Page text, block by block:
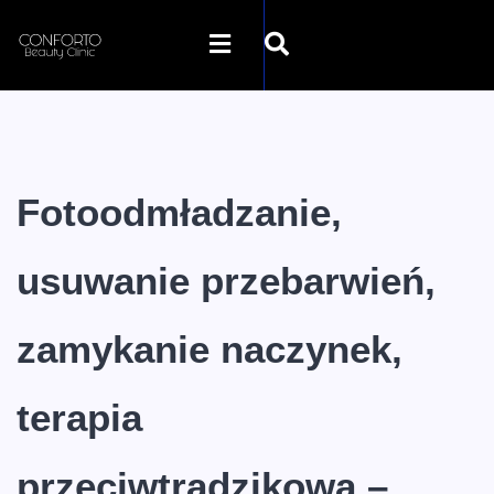
SZKOLENIA
SKLEP INTERNETOWY
Fotoodmładzanie,
usuwanie przebarwień,
zamykanie naczynek,
terapia